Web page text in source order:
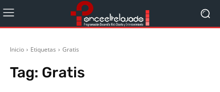
Inicio Etiquetas Gratis
Tag: Gratis